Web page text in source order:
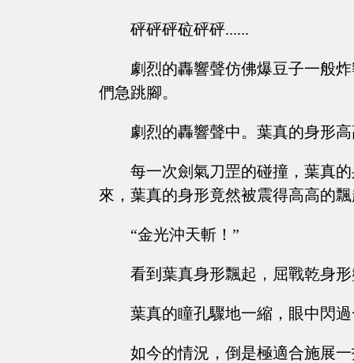
砰砰砰砬砰砰......
劇烈的轟響聲仿佛爆豆子一般
們急跳腳。
劇烈的轟響聲中。葉真的身形
每一次劍氣刀罡的碰撞，葉真
來，葉真的身形竟然被震得高高的
“金光沖天斬！”
看到葉真身形飄起，屈戰乾身
葉真的瞳孔驟地一縮，眼中閃
如今的情況，倒是極適合施展